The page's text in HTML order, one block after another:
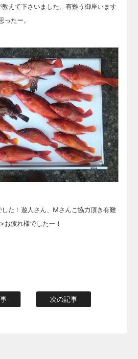
えて下さいました。有難う御座います
たー。
た！遊人さん、Mさんご協力頂き有難
お疲れ様でしたー！
次の記事